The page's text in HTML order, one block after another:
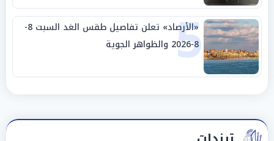
5
«الأرصاد» تعلن تفاصيل طقس الغد السبت 8-
8-2026 والظواهر الجوية